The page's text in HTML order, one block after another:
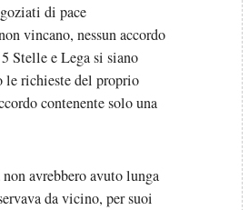
di pace
vincano, nessun accordo
Stelle e Lega si siano
le richieste del proprio
contenente solo una
avrebbero avuto lunga
da vicino, per suoi